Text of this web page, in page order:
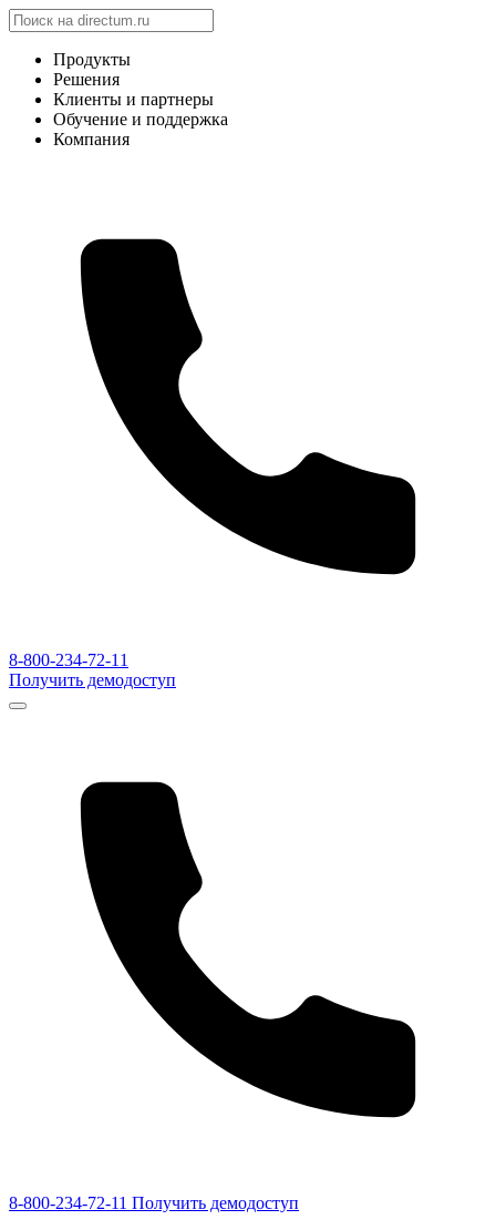
Продукты
Решения
Клиенты и партнеры
Обучение и поддержка
Компания
8-800-234-72-11
Получить демодоступ
8-800-234-72-11 Получить демодоступ